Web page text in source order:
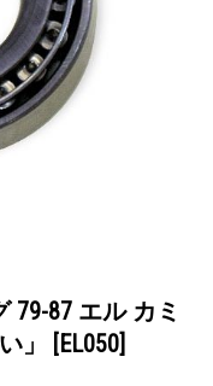
79-87 エル カミ
」
[EL050]